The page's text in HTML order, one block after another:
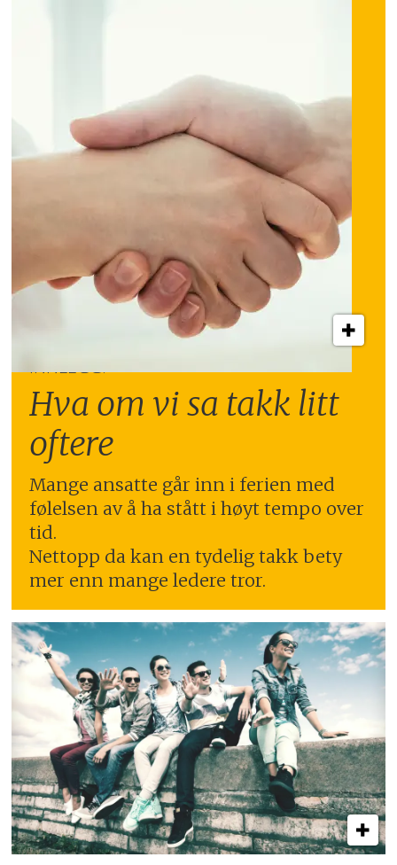
INNLEGG:
Hva om vi sa takk litt
oftere
Mange ansatte går inn i ferien med
følelsen av å ha stått i høyt tempo over
tid.
Nettopp da kan en tydelig takk bety
mer enn mange ledere tror.